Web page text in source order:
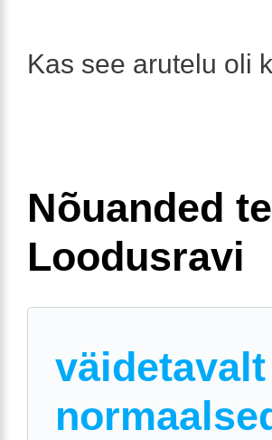
Kas see arutelu oli
Nõuanded
Loodusravi
väidetavalt